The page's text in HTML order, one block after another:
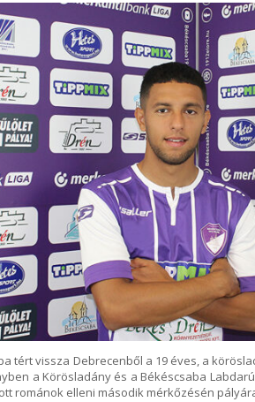
tért vissza Debrecenből a 19 éves, a
a Körösladány és a Békéscsaba
románok elleni második mérkőzésén